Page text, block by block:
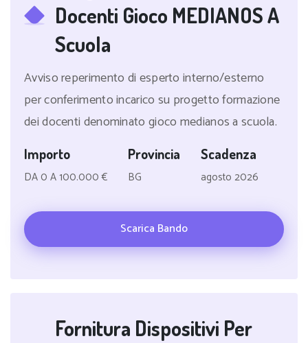
Docenti Gioco MEDIANOS A
Scuola
Avviso reperimento di esperto interno/esterno
per conferimento incarico su progetto formazione
dei docenti denominato gioco medianos a scuola.
Importo
DA 0 A 100.000 €
Provincia
BG
Scadenza
agosto 2026
Scarica Bando
Fornitura Dispositivi Per